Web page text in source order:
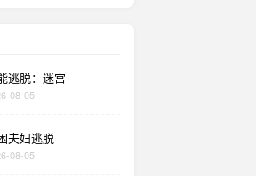
逃脱：迷宫
08-05
夫妇逃脱
08-05